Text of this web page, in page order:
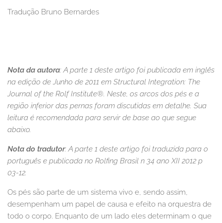
Tradução Bruno Bernardes
Nota da autora: A parte 1 deste artigo foi publicada em inglês
na edição de Junho de 2011 em Structural Integration: The
Journal of the Rolf Institute®. Neste, os arcos dos pés e a
região inferior das pernas foram discutidas em detalhe. Sua
leitura é recomendada para servir de base ao que segue
abaixo.
Nota do tradutor: A parte 1 deste artigo foi traduzida para o
português e publicada no Rolfing Brasil n 34 ano XII 2012 p
03-12.
Os pés são parte de um sistema vivo e, sendo assim,
desempenham um papel de causa e efeito na orquestra de
todo o corpo. Enquanto de um lado eles determinam o que